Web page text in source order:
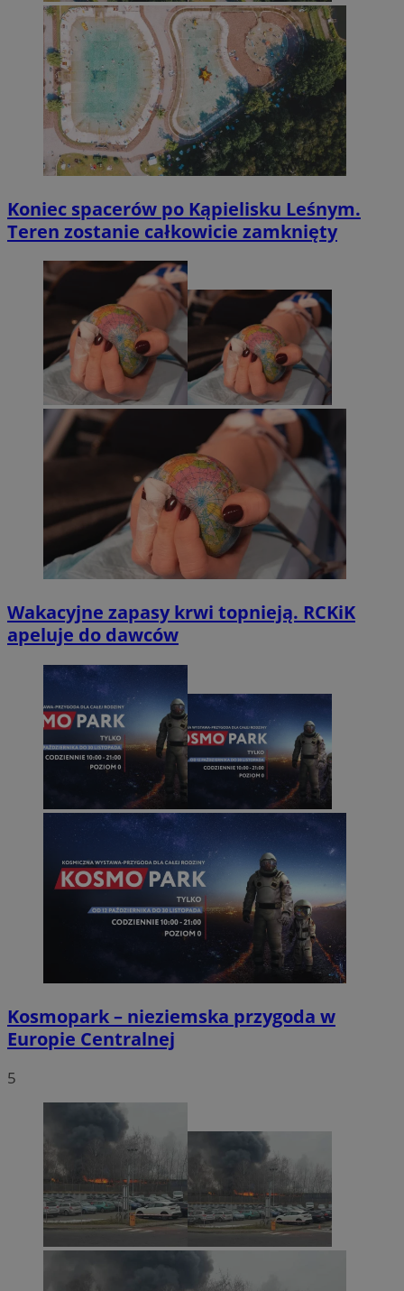
Koniec spacerów po Kąpielisku Leśnym.
Teren zostanie całkowicie zamknięty
Wakacyjne zapasy krwi topnieją. RCKiK
apeluje do dawców
Kosmopark – nieziemska przygoda w
Europie Centralnej
5